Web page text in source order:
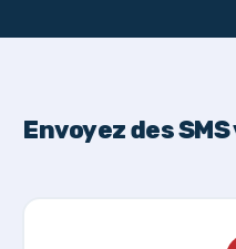
Envoyez des